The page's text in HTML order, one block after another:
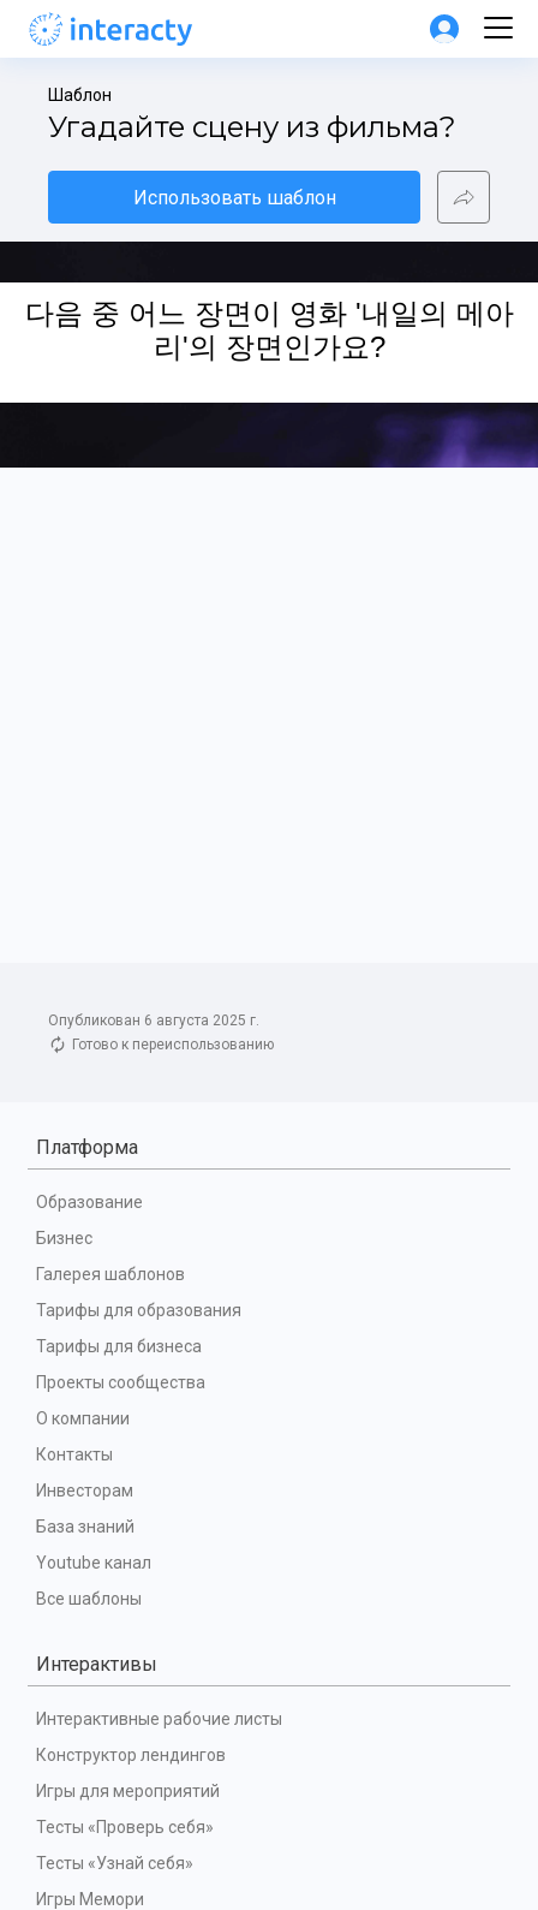
Опубликован 6 августа 2025 г.
Готово к переиспользованию
Шаблон
Угадайте сцену из фильма?
Использовать шаблон
Платформа
Образование
Бизнес
Галерея шаблонов
Тарифы для образования
Тарифы для бизнеса
Проекты сообщества
О компании
Контакты
Инвесторам
База знаний
Youtube канал
Все шаблоны
Интерактивы
Интерактивные рабочие листы
Конструктор лендингов
Игры для мероприятий
Тесты «Проверь себя»
Тесты «Узнай себя»
Игры Мемори